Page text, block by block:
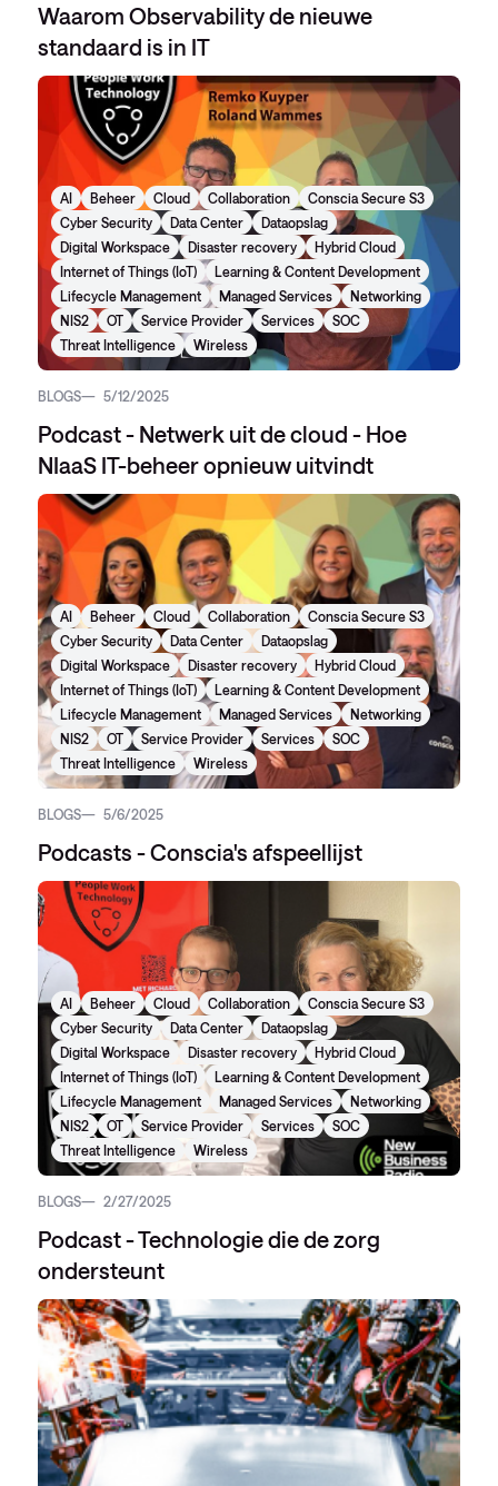
Waarom Observability de nieuwe
standaard is in IT
AI Beheer Cloud Collaboration
Conscia Secure S3
Cyber Security
Data Center
Dataopslag
Digital Workspace
Disaster recovery
Hybrid Cloud
Internet of Things (IoT)
Learning & Content Development
Lifecycle Management
Managed Services
Networking
NIS2
OT Service Provider Services
SOC
Threat Intelligence
Wireless
BLOGS 5/12/2025
Podcast - Netwerk uit de cloud - Hoe
NIaaS IT-beheer opnieuw uitvindt
AI Beheer Cloud Collaboration
Conscia Secure S3
Cyber Security
Data Center
Dataopslag
Digital Workspace
Disaster recovery
Hybrid Cloud
Internet of Things (IoT)
Learning & Content Development
Lifecycle Management
Managed Services
Networking
NIS2
OT Service Provider Services
SOC
Threat Intelligence
Wireless
BLOGS 5/6/2025
Podcasts - Conscia's afspeellijst
AI Beheer Cloud Collaboration
Conscia Secure S3
Cyber Security
Data Center
Dataopslag
Digital Workspace
Disaster recovery
Hybrid Cloud
Internet of Things (IoT)
Learning & Content Development
Lifecycle Management
Managed Services
Networking
NIS2
OT Service Provider Services
SOC
Threat Intelligence
Wireless
BLOGS 2/27/2025
Podcast - Technologie die de zorg
ondersteunt